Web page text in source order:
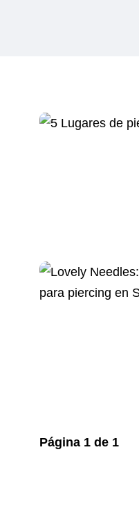
Página 1 de 1